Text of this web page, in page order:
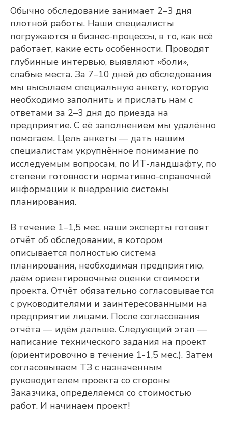
Обычно обследование занимает 2–3 дня
плотной работы. Наши специалисты
погружаются в бизнес-процессы, в то, как всё
работает, какие есть особенности. Проводят
глубинные интервью, выявляют «боли»,
слабые места. За 7–10 дней до обследования
мы высылаем специальную анкету, которую
необходимо заполнить и прислать нам с
ответами за 2–3 дня до приезда на
предприятие. С её заполнением мы удалённо
помогаем. Цель анкеты — дать нашим
специалистам укрупнённое понимание по
исследуемым вопросам, по ИТ-ландшафту, по
степени готовности нормативно-справочной
информации к внедрению системы
планирования.
В течение 1–1,5 мес. наши эксперты готовят
отчёт об обследовании, в котором
описывается полностью система
планирования, необходимая предприятию,
даём ориентировочные оценки стоимости
проекта. Отчёт обязательно согласовывается
с руководителями и заинтересованными на
предприятии лицами. После согласования
отчёта — идём дальше. Следующий этап —
написание технического задания на проект
(ориентировочно в течение 1-1,5 мес.). Затем
согласовываем ТЗ с назначенным
руководителем проекта со стороны
Заказчика, определяемся со стоимостью
работ. И начинаем проект!
Adeptik APS
Современное решение класса APS
(Advanced Planning & Scheduling) для
объемно-календарного
и оперативного
производственного планирования